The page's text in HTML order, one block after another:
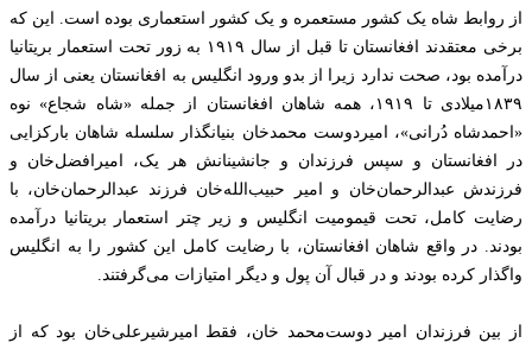
از روابط شاه یک کشور مستعمره و یک کشور استعماری بوده است. این که
برخی معتقدند افغانستان تا قبل از سال ۱۹۱۹ به زور تحت استعمار بریتانیا
درآمده بود، صحت ندارد زیرا از بدو ورود انگلیس به افغانستان یعنی از سال
۱۸۳۹میلادی تا ۱۹۱۹، همه شاهان افغانستان از جمله «شاه شجاع» نوه
«احمدشاه دُرانی»، امیردوست محمدخان بنیانگذار سلسله شاهان بارکزایی
در افغانستان و سپس فرزندان و جانشینانش هر یک، امیرافضل‌خان و
فرزندش عبدالرحمان‌خان و امیر حبیب‌الله‌خان فرزند عبدالرحمان‌خان، با
رضایت کامل، تحت قیمومیت انگلیس و زیر چتر استعمار بریتانیا درآمده
بودند. در واقع شاهان افغانستان، با رضایت کامل این کشور را به انگلیس
واگذار کرده بودند و در قبال آن پول و دیگر امتیازات می‌گرفتند.
از بین فرزندان امیر دوست‌محمد خان، فقط امیرشیرعلی‌خان بود که از